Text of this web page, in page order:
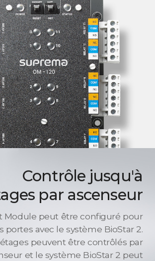
Contrôle jusqu'à
par ascenseur
Module peut être configuré pour
portes avec le système BioStar 2.
étages peuvent être contrôlés par
et le système BioStar 2 peut